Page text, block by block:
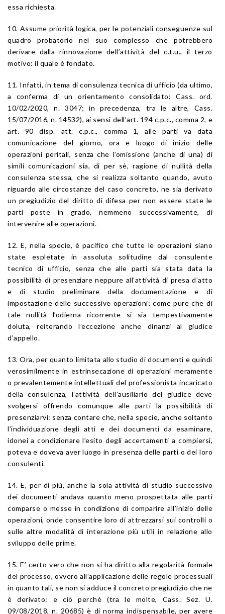
essa richiesta.
10. Assume priorità logica, per le potenziali conseguenze sul
quadro probatorio nel suo complesso che potrebbero
derivare dalla rinnovazione dell’attività del c.t.u., il terzo
motivo: il quale è fondato.
11. Infatti, in tema di consulenza tecnica di ufficio (da ultimo,
a conferma di un orientamento consolidato: Cass. ord.
10/02/2020, n. 3047; in precedenza, tra le altre, Cass.
15/07/2016, n. 14532), ai sensi dell’art. 194 c.p.c., comma 2, e
art. 90 disp. att. c.p.c., comma 1, alle parti va data
comunicazione del giorno, ora e luogo di inizio delle
operazioni peritali, senza che l’omissione (anche di una) di
simili comunicazioni sia, di per sè, ragione di nullità della
consulenza stessa, che si realizza soltanto quando, avuto
riguardo alle circostanze del caso concreto, ne sia derivato
un pregiudizio del diritto di difesa per non essere state le
parti poste in grado, nemmeno successivamente, di
intervenire alle operazioni.
12. E, nella specie, è pacifico che tutte le operazioni siano
state espletate in assoluta solitudine dal consulente
tecnico di ufficio, senza che alle parti sia stata data la
possibilità di presenziare neppure all’attività di presa d’atto
e di studio preliminare della documentazione e di
impostazione delle successive operazioni; come pure che di
tale nullità l’odierna ricorrente si sia tempestivamente
doluta, reiterando l’eccezione anche dinanzi al giudice
d’appello.
13. Ora, per quanto limitata allo studio di documenti e quindi
verosimilmente in estrinsecazione di operazioni meramente
o prevalentemente intellettuali del professionista incaricato
della consulenza, l’attività dell’ausiliario del giudice deve
svolgersi offrendo comunque alle parti la possibilità di
presenziarvi: senza contare che, nella specie, anche soltanto
l’individuazione degli atti e dei documenti da esaminare,
idonei a condizionare l’esito degli accertamenti a compiersi,
poteva e doveva aver luogo in presenza delle parti o dei loro
consulenti.
14. E, per di più, anche la sola attività di studio successivo
dei documenti andava quanto meno prospettata alle parti
comparse o messe in condizione di comparire all’inizio delle
operazioni, onde consentire loro di attrezzarsi sui controlli o
sulle altre modalità di interazione più utili in relazione allo
sviluppo delle prime.
15. E’ certo vero che non si ha diritto alla regolarità formale
del processo, ovvero all’applicazione delle regole processuali
in quanto tali, se non si adduce il concreto pregiudizio che ne
è derivato: e ciò perchè (tra le molte, Cass. Sez. U.
09/08/2018, n. 20685) è di norma indispensabile, per avere